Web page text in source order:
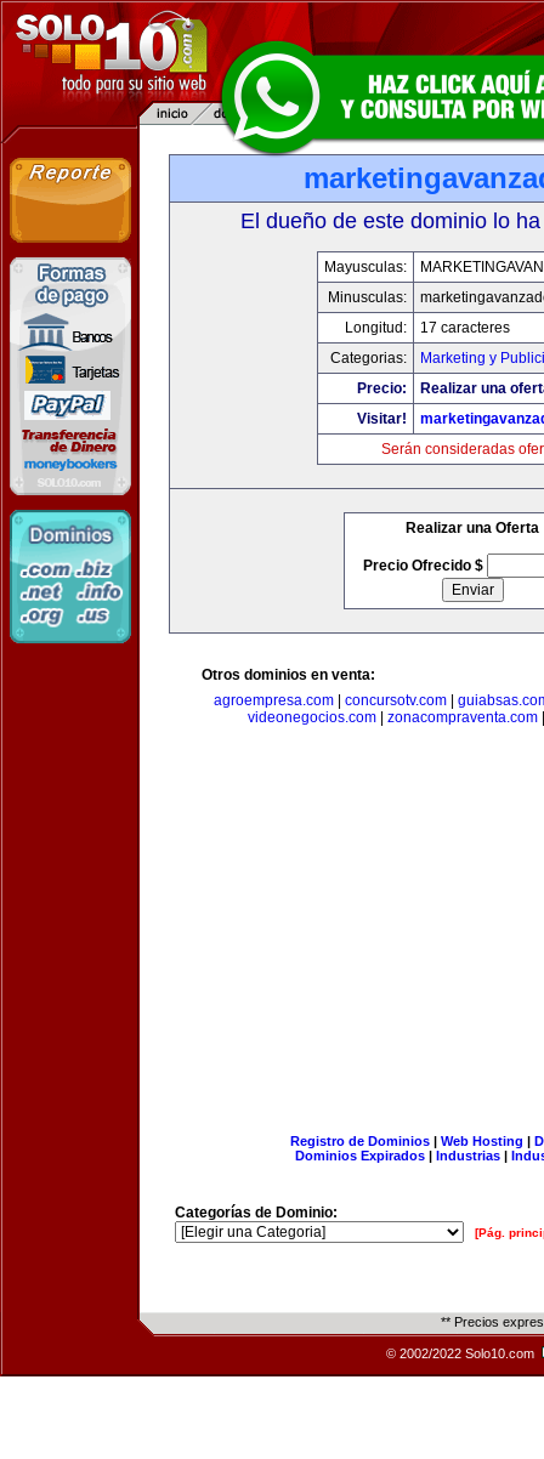
El dueño de este dominio lo
Mayusculas:
Minusculas:
Longitud:
17 caracteres
Categorias:
Marketing y
Precio:
Realizar una
Visitar!
Serán consideradas
Realizar una Oferta
Precio Ofrecido $
Otros dominios en venta:
agroempresa.com
concursotv.com
videonegocios.com
zonacompraventa.com
Registro de Dominios| Web Hosting |
Dominios Expirados | Industrias |
Categorías de Dominio:
[Pág.
** Precios
© 2002/2022 Solo10.com